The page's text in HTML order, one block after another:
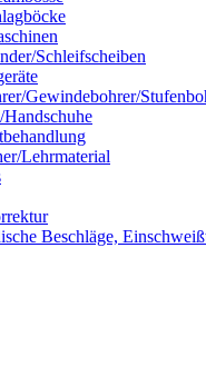
Schleifscheiben
Gewindebohrer/
Handschuhe
Lehrmaterial
Beschläge,